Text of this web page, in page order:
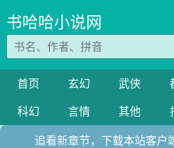
书哈哈小说网
首页 玄幻 武侠
科幻
言情 其他
追看新章节，下载本站客户